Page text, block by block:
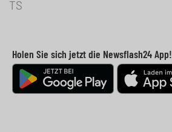
TS
Holen Sie sich jetzt die Newsflash24 App!